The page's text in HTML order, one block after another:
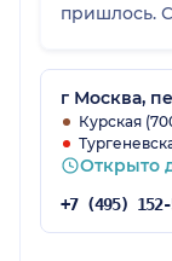
пришлось.
беленькая
для
бумажном
еще
вариант
г Москва,
Курская
Открыто